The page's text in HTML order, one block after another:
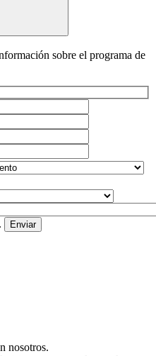
sobre el programa de
nosotros.